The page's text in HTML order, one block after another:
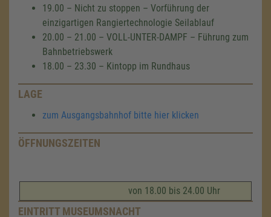
19.00 – Nicht zu stoppen – Vorführung der
einzigartigen Rangiertechnologie Seilablauf
20.00 – 21.00 – VOLL-UNTER-DAMPF – Führung zum
Bahnbetriebswerk
18.00 – 23.30 – Kintopp im Rundhaus
LAGE
zum Ausgangsbahnhof bitte hier klicken
ÖFFNUNGSZEITEN
von 18.00 bis 24.00 Uhr
EINTRITT MUSEUMSNACHT